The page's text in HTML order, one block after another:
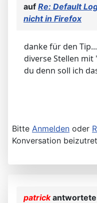
auf Re: Default
nicht in Firefox
danke für den
diverse Stellen mit
du denn soll ich
Bitte Anmelden oder
Konversation
patrickantwortete